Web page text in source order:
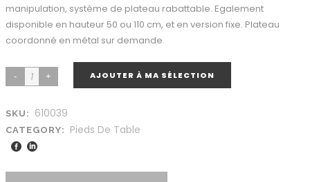
manipulation, système de plateau rabattable. Egalement
disponible en hauteur 50 ou 110 cm, et en version fixe. Plateau
coordonné en métal sur demande.
AJOUTER À MA SÉLECTION
SKU: 610039
CATEGORY: Pieds De Table